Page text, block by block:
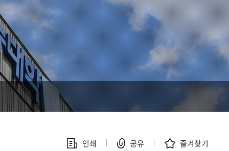
금! 수준높은 4년제 국립대
SERVICE
금! 수준높은 4년제 국립대
SERVICE
금! 수준높은 4년제 국립대
SERVICE
금! 수준높은 4년제 국립대
SERVICE
금! 수준높은 4년제 국립대
SERVICE
닫기
인쇄 공유 즐겨찾기